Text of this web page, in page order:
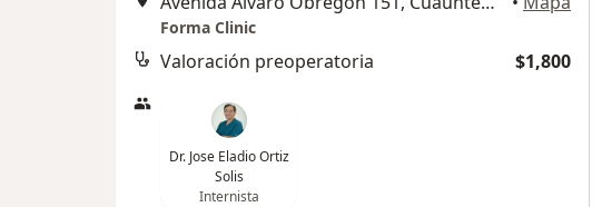
Forma Clinic
Valoración preoperatoria $1,800
Dr. Jose Eladio Ortiz
Solis
Internista